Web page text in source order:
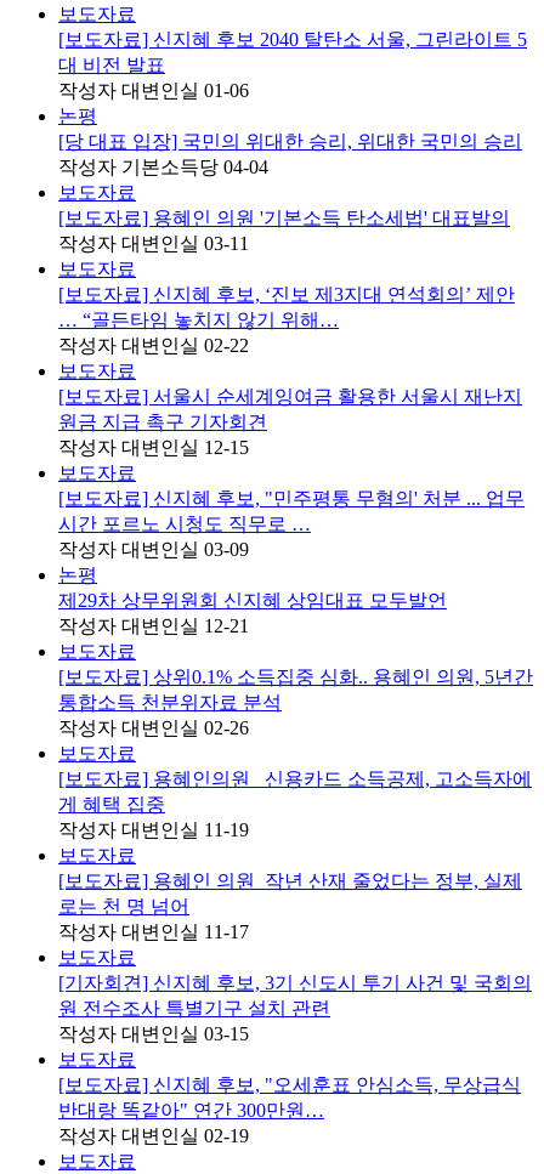
보도자료
[보도자료] 신지혜 후보 2040 탈탄소 서울, 그린라이트 5
대 비전 발표
작성자 대변인실 01-06
논평
[당 대표 입장] 국민의 위대한 승리, 위대한 국민의 승리
작성자 기본소득당 04-04
보도자료
[보도자료] 용혜인 의원 '기본소득 탄소세법' 대표발의
작성자 대변인실 03-11
보도자료
[보도자료] 신지혜 후보, ‘진보 제3지대 연석회의’ 제안
… “골든타임 놓치지 않기 위해…
작성자 대변인실 02-22
보도자료
[보도자료] 서울시 순세계잉여금 활용한 서울시 재난지
원금 지급 촉구 기자회견
작성자 대변인실 12-15
보도자료
[보도자료] 신지혜 후보, "민주평통 무혐의' 처분 ... 업무
시간 포르노 시청도 직무로 …
작성자 대변인실 03-09
논평
제29차 상무위원회 신지혜 상임대표 모두발언
작성자 대변인실 12-21
보도자료
[보도자료] 상위0.1% 소득집중 심화.. 용혜인 의원, 5년간
통합소득 천분위자료 분석
작성자 대변인실 02-26
보도자료
[보도자료] 용혜인의원 _신용카드 소득공제, 고소득자에
게 혜택 집중
작성자 대변인실 11-19
보도자료
[보도자료] 용혜인 의원_작년 산재 줄었다는 정부, 실제
로는 천 명 넘어
작성자 대변인실 11-17
보도자료
[기자회견] 신지혜 후보, 3기 신도시 투기 사건 및 국회의
원 전수조사 특별기구 설치 관련
작성자 대변인실 03-15
보도자료
[보도자료] 신지혜 후보, "오세훈표 안심소득, 무상급식
반대랑 똑같아" 연간 300만원…
작성자 대변인실 02-19
보도자료